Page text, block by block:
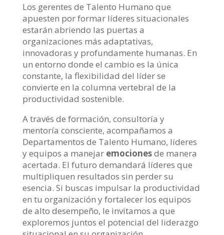
Los gerentes de Talento Humano que
apuesten por formar líderes situacionales
estarán abriendo las puertas a
organizaciones más adaptativas,
innovadoras y profundamente humanas. En
un entorno donde el cambio es la única
constante, la flexibilidad del líder se
convierte en la columna vertebral de la
productividad sostenible.
A través de formación, consultoría y
mentoría consciente, acompañamos a
Departamentos de Talento Humano, líderes
y equipos a manejaremocionesde manera
acertada. El futuro demandará líderes que
multipliquen resultados sin perder su
esencia. Si buscas impulsar la productividad
en tu organización y fortalecer los equipos
de alto desempeño, le invitamos a que
exploremos juntos el potencial del liderazgo